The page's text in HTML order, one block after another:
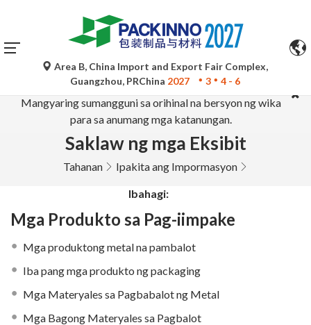
×
Ang mga awtomatikong pagsasalin ng Google Translate ay
para lamang sa sanggunian at maaaring hindi tumpak.
Mangyaring sumangguni sa orihinal na bersyon ng wika
para sa anumang mga katanungan.
Area B, China Import and Export Fair Complex,
Guangzhou, PRChina 2027 3 4 - 6
Saklaw ng mga Eksibit
Tahanan Ipakita ang Impormasyon
Ibahagi:
Mga Produkto sa Pag-iimpake
Mga produktong metal na pambalot
Iba pang mga produkto ng packaging
Mga Materyales sa Pagbabalot ng Metal
Mga Bagong Materyales sa Pagbalot